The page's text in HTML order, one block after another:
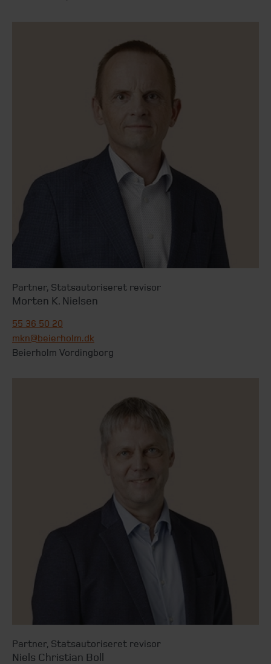
Partner, Statsautoriseret revisor
Morten K. Nielsen
55 36 50 20
mkn@beierholm.dk
Beierholm Vordingborg
Partner, Statsautoriseret revisor
Niels Christian Boll